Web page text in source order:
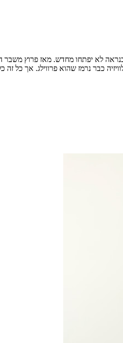
לא יפתחו מחדש. מאז פרוץ
כבר נרמז שהוא פרווילג. אך כל זה